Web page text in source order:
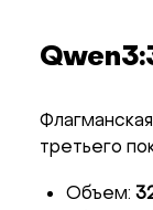
третьего
Объем: